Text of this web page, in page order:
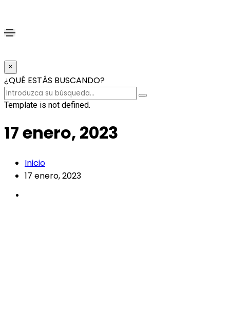
×
¿QUÉ ESTÁS BUSCANDO?
Template is not defined.
17 enero, 2023
Inicio
17 enero, 2023